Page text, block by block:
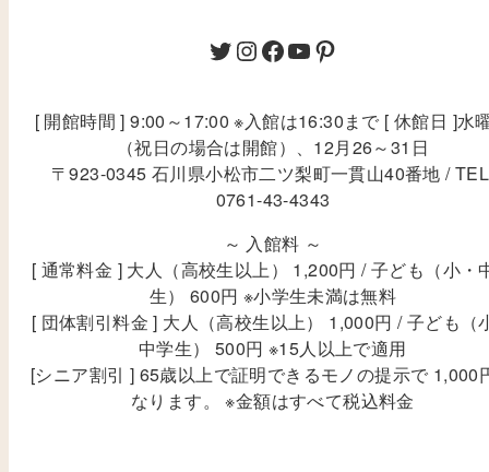
[ 開館時間 ] 9:00～17:00 ※入館は16:30まで [ 休館日 ]水
（祝日の場合は開館）、12月26～31日
〒923-0345 石川県小松市二ツ梨町一貫山40番地 /
0761-43-4343
～ 入館料 ～
[ 通常料金 ] 大人（高校生以上） 1,200円 / 子ども（小・
生） 600円 ※小学生未満は無料
[ 団体割引料金 ] 大人（高校生以上） 1,000円 / 子ども（
中学生） 500円 ※15人以上で適用
[シニア割引 ] 65歳以上で証明できるモノの提示で 1,000
なります。 ※金額はすべて税込料金